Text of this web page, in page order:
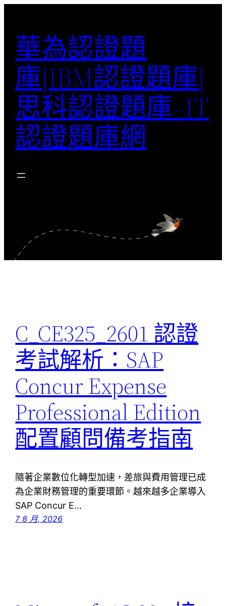
華為認證題
庫|IBM認證題庫|
思科認證題庫–IT
認證題庫網
C_CE325_2601 認證
考試解析：SAP
Concur Expense
Professional Edition
配置顧問備考指南
隨著企業數位化轉型加速，差旅與費用管理已成
為企業財務管理的重要環節。越來越多企業導入
SAP Concur E…
7 8 月, 2026